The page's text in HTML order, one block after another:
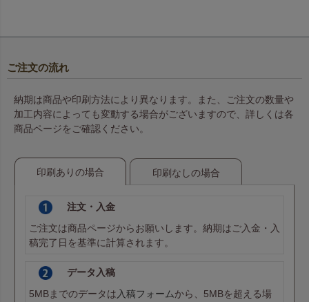
ご注文の流れ
納期は商品や印刷方法により異なります。また、ご注文の数量や
加工内容によっても変動する場合がございますので、詳しくは各
商品ページをご確認ください。
印刷ありの場合 印刷なしの場合
注文・入金
ご注文は商品ページからお願いします。納期はご入金・入
稿完了日を基準に計算されます。
データ入稿
5MBまでのデータは入稿フォームから、5MBを超える場